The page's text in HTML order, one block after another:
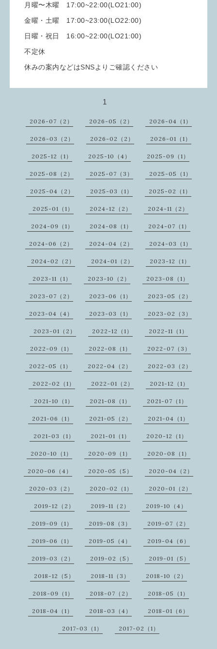
月曜〜木曜 17:00~22:00(LO21:00)
金曜・土曜 17:00~23:00(LO22:00)
日曜・祝日 16:00~22:00(LO21:00)
不定休
休みの案内などはSNSよりご確認ください
1
2026-07（2） 2026-05（2） 2026-04（1）
2026-03（2） 2026-02（2） 2026-01（1）
2025-12（1） 2025-10（4） 2025-09（1）
2025-08（2） 2025-07（3） 2025-05（1）
2025-04（2） 2025-03（1） 2025-02（1）
2025-01（1） 2024-12（2） 2024-11（2）
2024-09（1） 2024-08（1） 2024-07（1）
2024-06（2） 2024-04（2） 2024-03（1）
2024-02（2） 2024-01（2） 2023-12（1）
2023-11（1） 2023-10（2） 2023-08（1）
2023-07（2） 2023-06（1） 2023-05（2）
2023-04（4） 2023-03（1） 2023-02（3）
2023-01（2） 2022-12（1） 2022-11（1）
2022-09（1） 2022-08（1） 2022-07（3）
2022-05（1） 2022-04（2） 2022-03（2）
2022-02（1） 2022-01（2） 2021-12（1）
2021-10（1） 2021-08（1） 2021-07（1）
2021-06（1） 2021-05（2） 2021-04（1）
2021-03（1） 2021-01（1） 2020-12（1）
2020-10（1） 2020-09（1） 2020-08（1）
2020-06（4） 2020-05（5） 2020-04（2）
2020-03（2） 2020-02（1） 2020-01（2）
2019-12（2） 2019-11（2） 2019-10（4）
2019-09（1） 2019-08（3） 2019-07（2）
2019-06（1） 2019-05（4） 2019-04（6）
2019-03（2） 2019-02（5） 2019-01（5）
2018-12（5） 2018-11（3） 2018-10（2）
2018-09（1） 2018-07（2） 2018-05（1）
2018-04（1） 2018-03（4） 2018-01（6）
2017-03（1） 2017-02（1）